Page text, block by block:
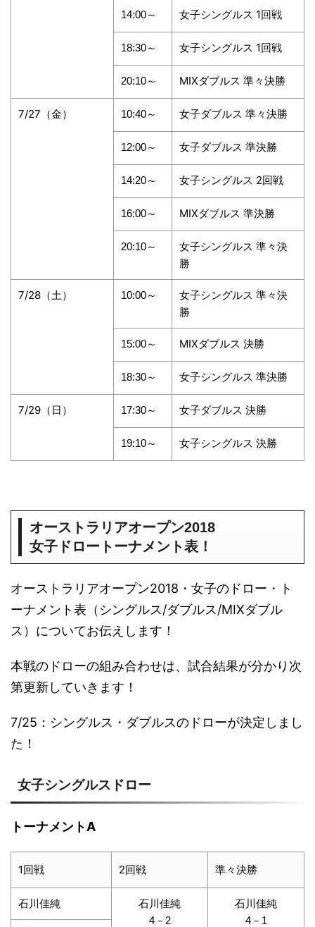
14:00～ 女子シングルス 1回戦
18:30～ 女子シングルス 1回戦
20:10～ MIXダブルス 準々決勝
7/27（金） 10:40～ 女子ダブルス 準々決勝
12:00～ 女子ダブルス 準決勝
14:20～ 女子シングルス 2回戦
16:00～ MIXダブルス 準決勝
20:10～
女子シングルス 準々決
勝
7/28（土） 10:00～
女子シングルス 準々決
勝
15:00～ MIXダブルス 決勝
18:30～ 女子シングルス 準決勝
7/29（日） 17:30～ 女子ダブルス 決勝
19:10～ 女子シングルス 決勝
オーストラリアオープン2018
女子ドロートーナメント表！
オーストラリアオープン2018・女子のドロー・ト
ーナメント表（シングルス/ダブルス/MIXダブル
ス）についてお伝えします！
本戦のドローの組み合わせは、試合結果が分かり次
第更新していきます！
7/25：シングルス・ダブルスのドローが決定しまし
た！
女子シングルスドロー
トーナメントA
1回戦 2回戦 準々決勝
石川佳純
石川佳純
4－2
石川佳純
4－1